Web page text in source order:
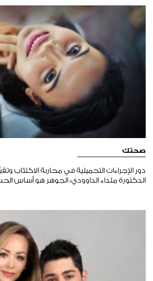
صحتك
دور الإجراءات التجميلية في محاربة الاكتئاب
الدكتورة ملداء الداوودي: الجوهر هو أساس